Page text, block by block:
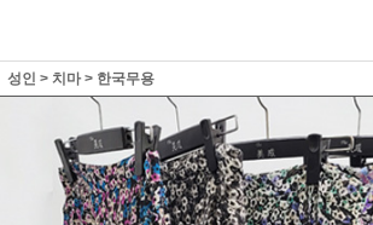
성인 > 치마> 한국무용